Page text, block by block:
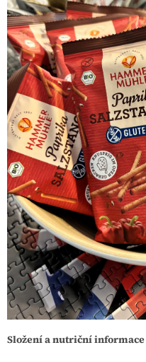
Složení a nutriční informace